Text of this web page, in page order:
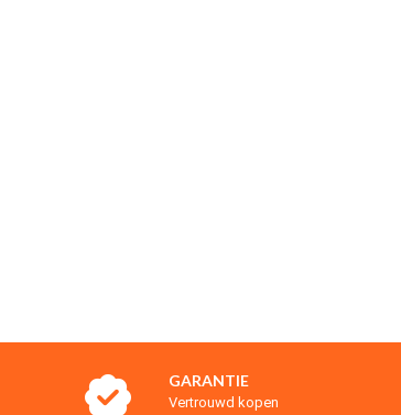
GARANTIE
Vertrouwd kopen